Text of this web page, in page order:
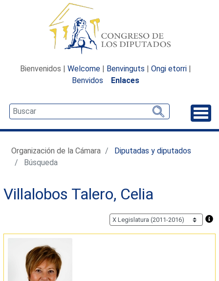
Bienvenidos | Welcome | Benvinguts | Ongi etorri |
Benvidos
Enlaces
Organización de la Cámara
Diputadas y diputados
Búsqueda
Villalobos Talero, Celia